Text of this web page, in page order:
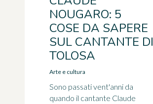
NOUGARO: 5
COSE DA SAPERE
SUL CANTANTE DI
TOLOSA
Arte e cultura
Sono passati vent'anni da
quando il cantante Claude